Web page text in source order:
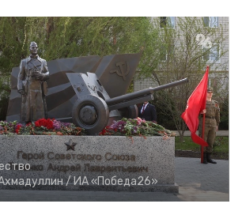
/ ИА «Победа26»